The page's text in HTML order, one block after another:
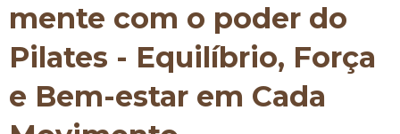
mente com o poder do
Pilates - Equilíbrio, Força
e Bem-estar em Cada